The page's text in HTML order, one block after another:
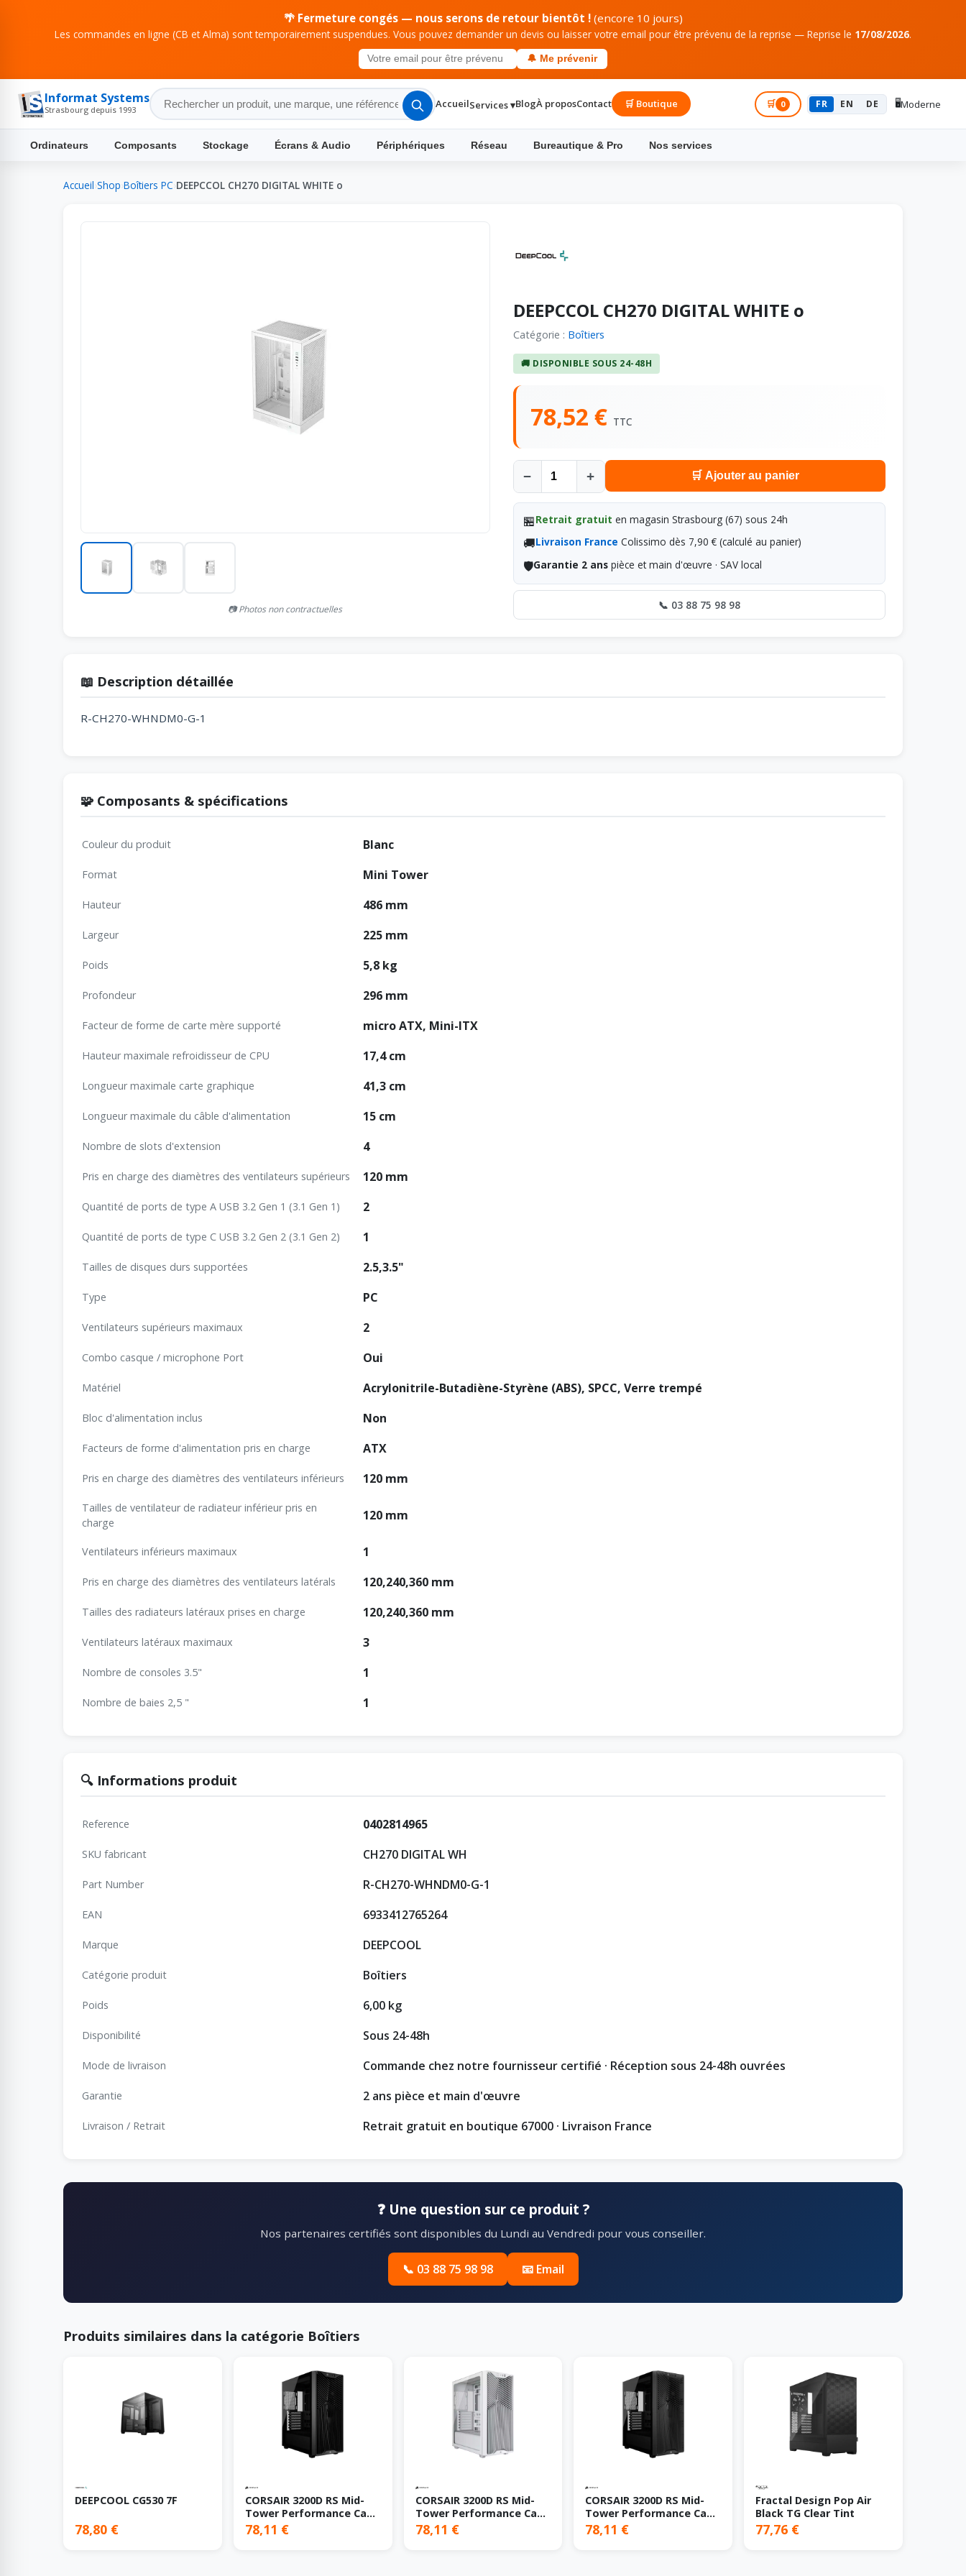
🌴 Fermeture congés — nous serons de retour bientôt !(encore 10 jours)
Les commandes en ligne (CB et Alma) sont temporairement suspendues. Vous pouvez demander un devis ou laisser votre email pour être prévenu de la reprise — Reprise le 17/08/2026.
🔔 Me prévenir
Informat Systems
Strasbourg depuis 1993 AccueilServices ▾BlogÀ proposContact 🛒 Boutique 🛒 0 FR EN DE 🖥️Moderne
Ordinateurs Composants Stockage Écrans & Audio Périphériques Réseau Bureautique & Pro Nos services
Accueil Shop Boîtiers PC DEEPCCOL CH270 DIGITAL WHITE o
📷 Photos non contractuelles
DEEPCCOL CH270 DIGITAL WHITE o
Catégorie : Boîtiers
🚚 DISPONIBLE SOUS 24-48H
78,52 € TTC
− + 🛒 Ajouter au panier
🏪Retrait gratuit en magasin Strasbourg (67) sous 24h
🚚Livraison France Colissimo dès 7,90 € (calculé au panier)
🛡️Garantie 2 ans pièce et main d'œuvre · SAV local
📞 03 88 75 98 98
📖 Description détaillée
R-CH270-WHNDM0-G-1
🧩 Composants & spécifications
Couleur du produit Blanc
Format Mini Tower
Hauteur 486 mm
Largeur 225 mm
Poids 5,8 kg
Profondeur 296 mm
Facteur de forme de carte mère supporté micro ATX, Mini-ITX
Hauteur maximale refroidisseur de CPU 17,4 cm
Longueur maximale carte graphique 41,3 cm
Longueur maximale du câble d'alimentation 15 cm
Nombre de slots d'extension 4
Pris en charge des diamètres des ventilateurs supérieurs 120 mm
Quantité de ports de type A USB 3.2 Gen 1 (3.1 Gen 1) 2
Quantité de ports de type C USB 3.2 Gen 2 (3.1 Gen 2) 1
Tailles de disques durs supportées 2.5,3.5"
Type PC
Ventilateurs supérieurs maximaux 2
Combo casque / microphone Port Oui
Matériel Acrylonitrile-Butadiène-Styrène (ABS), SPCC, Verre trempé
Bloc d'alimentation inclus Non
Facteurs de forme d'alimentation pris en charge ATX
Pris en charge des diamètres des ventilateurs inférieurs 120 mm
Tailles de ventilateur de radiateur inférieur pris en
charge
120 mm
Ventilateurs inférieurs maximaux 1
Pris en charge des diamètres des ventilateurs latérals 120,240,360 mm
Tailles des radiateurs latéraux prises en charge 120,240,360 mm
Ventilateurs latéraux maximaux 3
Nombre de consoles 3.5" 1
Nombre de baies 2,5 " 1
🔍 Informations produit
Reference 0402814965
SKU fabricant CH270 DIGITAL WH
Part Number R-CH270-WHNDM0-G-1
EAN 6933412765264
Marque DEEPCOOL
Catégorie produit Boîtiers
Poids 6,00 kg
Disponibilité Sous 24-48h
Mode de livraison Commande chez notre fournisseur certifié · Réception sous 24-48h ouvrées
Garantie 2 ans pièce et main d'œuvre
Livraison / Retrait Retrait gratuit en boutique 67000 · Livraison France
❓ Une question sur ce produit ?
Nos partenaires certifiés sont disponibles du Lundi au Vendredi pour vous conseiller.
📞 03 88 75 98 98 📧 Email
Produits similaires dans la catégorie Boîtiers
DEEPCOOL CG530 7F
78,80 €
CORSAIR 3200D RS Mid-
Tower Performance Case
Black
78,11 €
CORSAIR 3200D RS Mid-
Tower Performance Case
White
78,11 €
CORSAIR 3200D RS Mid-
Tower Performance Case
Smoke
78,11 €
Fractal Design Pop Air
Black TG Clear Tint
77,76 €